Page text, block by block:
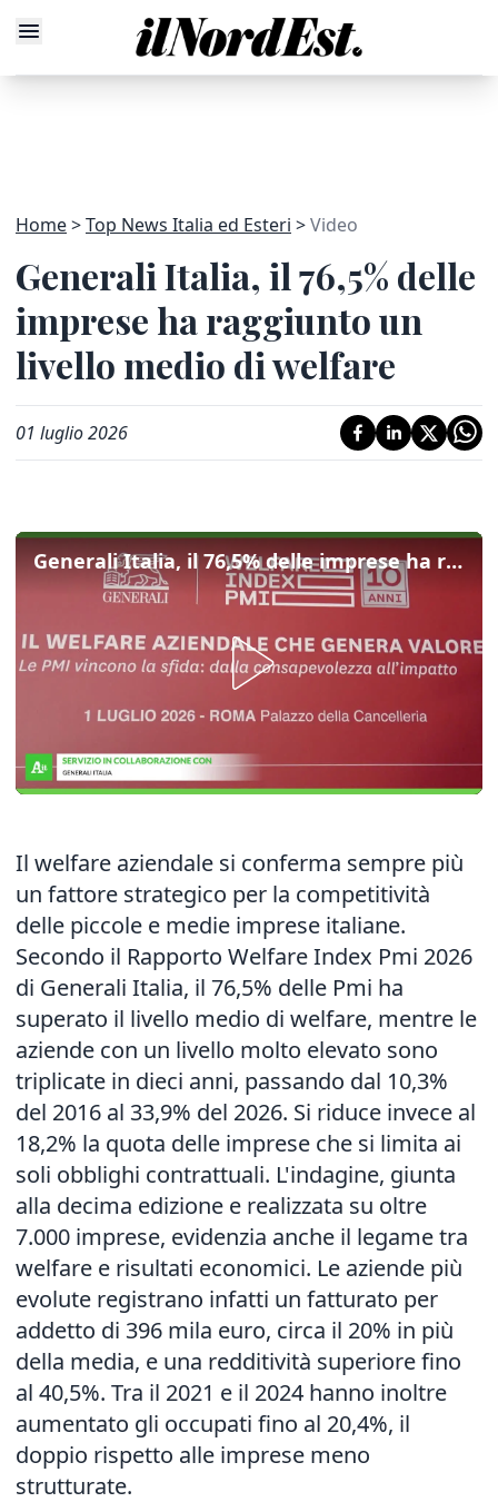
Home Top News Italia ed Esteri Video
Generali Italia, il 76,5% delle
imprese ha raggiunto un
livello medio di welfare
01 luglio 2026
Generali Italia, il 76,5% delle imprese ha raggiunto un livello medio di welfare
Il welfare aziendale si conferma sempre più
un fattore strategico per la competitività
delle piccole e medie imprese italiane.
Secondo il Rapporto Welfare Index Pmi 2026
di Generali Italia, il 76,5% delle Pmi ha
superato il livello medio di welfare, mentre le
aziende con un livello molto elevato sono
triplicate in dieci anni, passando dal 10,3%
del 2016 al 33,9% del 2026. Si riduce invece al
18,2% la quota delle imprese che si limita ai
soli obblighi contrattuali. L'indagine, giunta
alla decima edizione e realizzata su oltre
7.000 imprese, evidenzia anche il legame tra
welfare e risultati economici. Le aziende più
evolute registrano infatti un fatturato per
addetto di 396 mila euro, circa il 20% in più
della media, e una redditività superiore fino
al 40,5%. Tra il 2021 e il 2024 hanno inoltre
aumentato gli occupati fino al 20,4%, il
doppio rispetto alle imprese meno
strutturate.